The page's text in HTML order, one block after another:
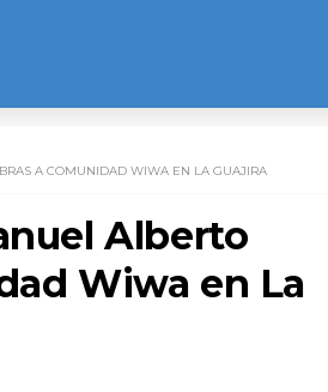
A COMUNIDAD WIWA EN LA GUAJIRA
Alberto
Wiwa en La